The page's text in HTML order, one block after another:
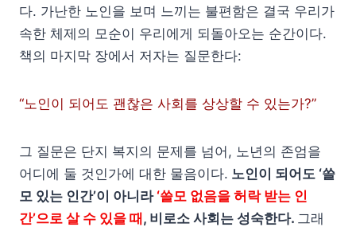
다. 가난한 노인을 보며 느끼는 불편함은 결국 우리가
속한 체제의 모순이 우리에게 되돌아오는 순간이다.
책의 마지막 장에서 저자는 질문한다:
“노인이 되어도 괜찮은 사회를 상상할 수 있는가?”
그 질문은 단지 복지의 문제를 넘어, 노년의 존엄을
어디에 둘 것인가에 대한 물음이다. 노인이 되어도 ‘쓸
모 있는 인간’이 아니라 ‘쓸모 없음을 허락 받는 인
간’으로 살 수 있을 때, 비로소 사회는 성숙한다. 그래